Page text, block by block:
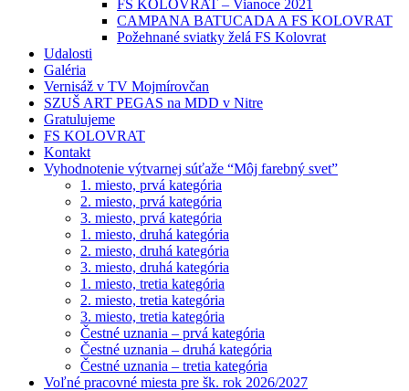
FS KOLOVRAT – Vianoce 2021
CAMPANA BATUCADA A FS KOLOVRAT
Požehnané sviatky želá FS Kolovrat
Udalosti
Galéria
Vernisáž v TV Mojmírovčan
SZUŠ ART PEGAS na MDD v Nitre
Gratulujeme
FS KOLOVRAT
Kontakt
Vyhodnotenie výtvarnej súťaže “Môj farebný svet”
1. miesto, prvá kategória
2. miesto, prvá kategória
3. miesto, prvá kategória
1. miesto, druhá kategória
2. miesto, druhá kategória
3. miesto, druhá kategória
1. miesto, tretia kategória
2. miesto, tretia kategória
3. miesto, tretia kategória
Čestné uznania – prvá kategória
Čestné uznania – druhá kategória
Čestné uznania – tretia kategória
Voľné pracovné miesta pre šk. rok 2026/2027